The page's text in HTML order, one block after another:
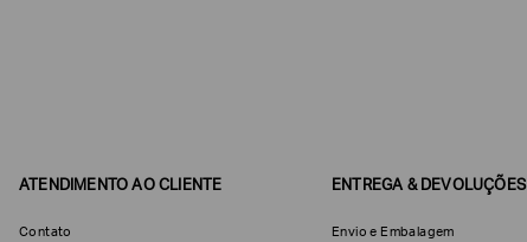
ATENDIMENTO AO CLIENTE
Contato
ENTREGA & DEVOLUÇÕES
Envio e Embalagem